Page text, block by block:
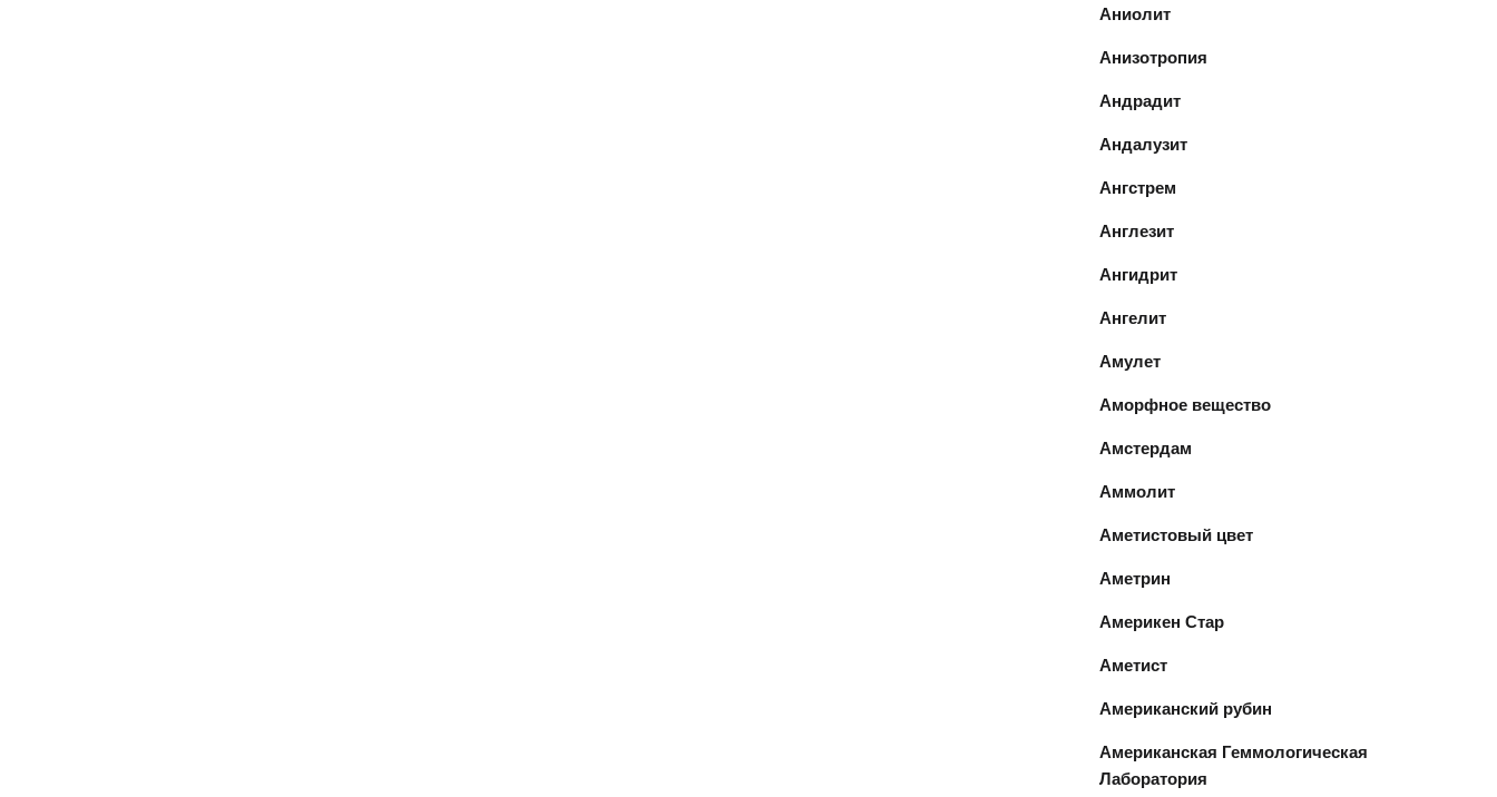
Аниолит
Анизотропия
Андрадит
Андалузит
Ангстрем
Англезит
Ангидрит
Ангелит
Амулет
Аморфное вещество
Амстердам
Аммолит
Аметистовый цвет
Аметрин
Америкен Стар
Аметист
Американский рубин
Американская Геммологическая
Лаборатория